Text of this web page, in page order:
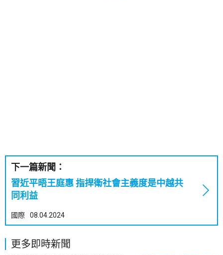
下一篇新聞：
習近平晤王庭惠 指捍衛社會主義度是中越共
同利益
國際 08.04.2024
更多即時新聞